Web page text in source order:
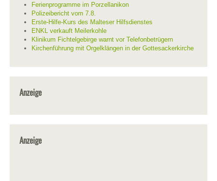
Ferienprogramme im Porzellanikon
Polizeibericht vom 7.8.
Erste-Hilfe-Kurs des Malteser Hilfsdienstes
ENKL verkauft Meilerkohle
Klinikum Fichtelgebirge warnt vor Telefonbetrügern
Kirchenführung mit Orgelklängen in der Gottesackerkirche
Anzeige
Anzeige